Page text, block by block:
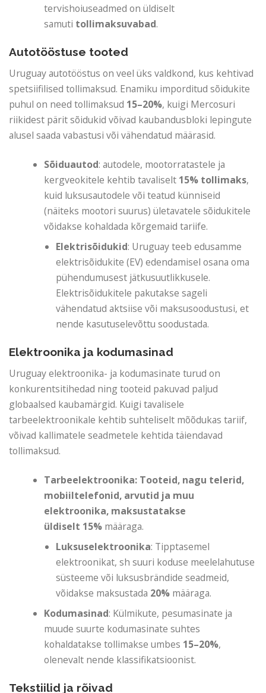
tervishoiuseadmed on üldiselt
samuti tollimaksuvabad.
Autotööstuse tooted
Uruguay autotööstus on veel üks valdkond, kus kehtivad
spetsiifilised tollimaksud. Enamiku imporditud sõidukite
puhul on need tollimaksud 15–20%, kuigi Mercosuri
riikidest pärit sõidukid võivad kaubandusbloki lepingute
alusel saada vabastusi või vähendatud määrasid.
Sõiduautod: autodele, mootorratastele ja
kergveokitele kehtib tavaliselt 15% tollimaks,
kuid luksusautodele või teatud künniseid
(näiteks mootori suurus) ületavatele sõidukitele
võidakse kohaldada kõrgemaid tariife.
Elektrisõidukid: Uruguay teeb edusamme
elektrisõidukite (EV) edendamisel osana oma
pühendumusest jätkusuutlikkusele.
Elektrisõidukitele pakutakse sageli
vähendatud aktsiise või maksusoodustusi, et
nende kasutuselevõttu soodustada.
Elektroonika ja kodumasinad
Uruguay elektroonika- ja kodumasinate turud on
konkurentsitihedad ning tooteid pakuvad paljud
globaalsed kaubamärgid. Kuigi tavalisele
tarbeelektroonikale kehtib suhteliselt mõõdukas tariif,
võivad kallimatele seadmetele kehtida täiendavad
tollimaksud.
Tarbeelektroonika: Tooteid, nagu telerid,
mobiiltelefonid, arvutid ja muu
elektroonika, maksustatakse
üldiselt 15% määraga.
Luksuselektroonika: Tipptasemel
elektroonikat, sh suuri koduse meelelahutuse
süsteeme või luksusbrändide seadmeid,
võidakse maksustada 20% määraga.
Kodumasinad: Külmikute, pesumasinate ja
muude suurte kodumasinate suhtes
kohaldatakse tollimakse umbes 15–20%,
olenevalt nende klassifikatsioonist.
Tekstiilid ja rõivad